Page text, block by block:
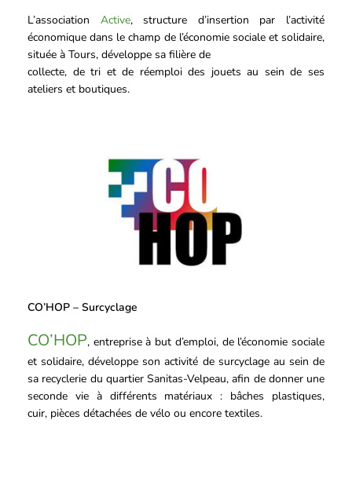
L’association Active, structure d’insertion par l’activité
économique dans le champ de l’économie sociale et solidaire,
située à Tours, développe sa filière de
collecte, de tri et de réemploi des jouets au sein de ses
ateliers et boutiques.
CO’HOP – Surcyclage
CO’HOP, entreprise à but d’emploi, de l’économie sociale
et solidaire, développe son activité de surcyclage au sein de
sa recyclerie du quartier Sanitas-Velpeau, afin de donner une
seconde vie à différents matériaux : bâches plastiques,
cuir, pièces détachées de vélo ou encore textiles.